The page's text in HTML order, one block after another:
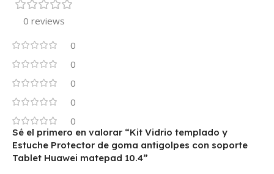
0 reviews
0
0
0
0
0
Sé el primero en valorar “Kit Vidrio templado y
Estuche Protector de goma antigolpes con soporte
Tablet Huawei matepad 10.4”